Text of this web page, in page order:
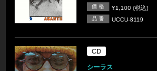
価 格 ¥1,100 (税込)
品 番 UCCU-8119
CD
シーラス